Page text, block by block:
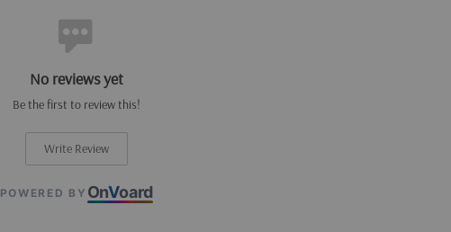
No reviews yet
Be the first to review this!
Write Review
POWERED BY OnVoard